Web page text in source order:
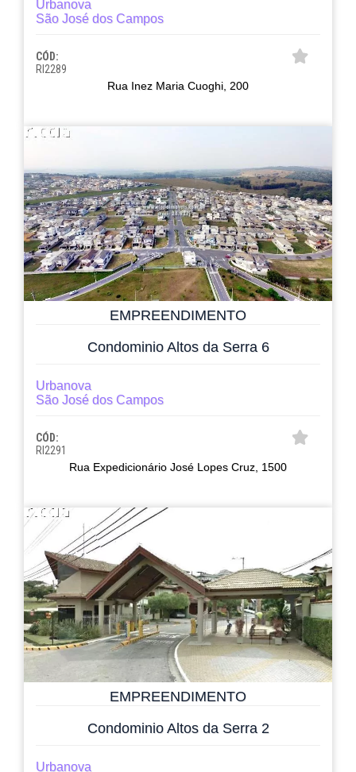
Urbanova
São José dos Campos
CÓD:
RI2289
Rua Inez Maria Cuoghi, 200
EMPREENDIMENTO
Condominio Altos da Serra 6
Urbanova
São José dos Campos
CÓD:
RI2291
Rua Expedicionário José Lopes Cruz, 1500
EMPREENDIMENTO
Condominio Altos da Serra 2
Urbanova